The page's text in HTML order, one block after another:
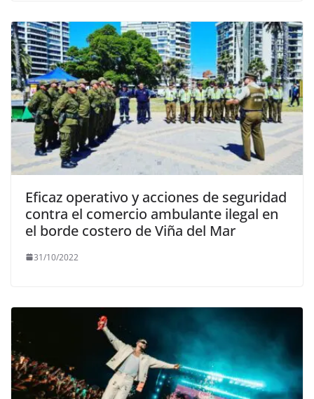
Eficaz operativo y acciones de seguridad
contra el comercio ambulante ilegal en
el borde costero de Viña del Mar
31/10/2022